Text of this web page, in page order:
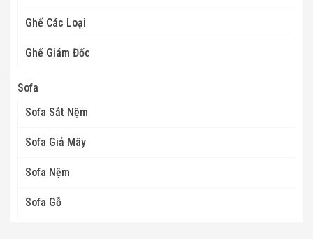
Ghế Các Loại
Ghế Giám Đốc
Sofa
Sofa Sắt Nệm
Sofa Giả Mây
Sofa Nệm
Sofa Gỗ